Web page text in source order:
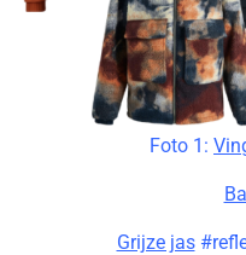
Foto 1:
Grijze jas